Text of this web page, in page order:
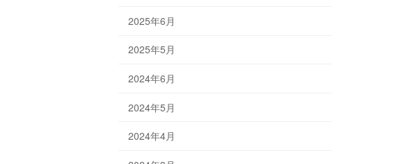
2025年6月
2025年5月
2024年6月
2024年5月
2024年4月